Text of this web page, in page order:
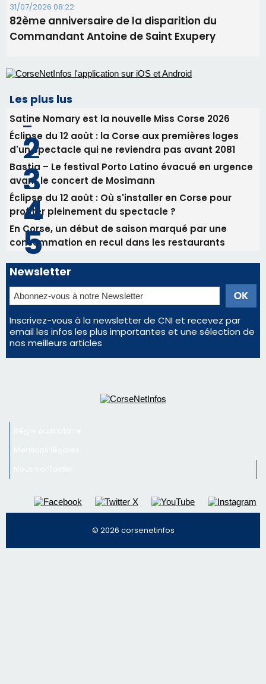
05/08/2026 09:53
Biguglia : messe de la Sainte-Marie et
procession le 14 août
Tennis - Début ce week-end du tournoi du
RCPV
31/07/2026 08:22
82ème anniversaire de la disparition du
Commandant Antoine de Saint Exupery
Les plus lus
Satine Nomary est la nouvelle Miss Corse 2026
Éclipse du 12 août : la Corse aux premières loges
Bastia – Le festival Porto Latino évacué en urgence
avant le concert de Mosimann
Éclipse du 12 août : Où s'installer en Corse pour
profiter pleinement du spectacle ?
En Corse, un début de saison marqué par une